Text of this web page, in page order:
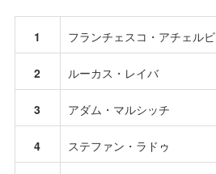
1 フランチェスコ・アチェルビ
2 ルーカス・レイバ
3 アダム・マルシッチ
4 ステファン・ラドゥ